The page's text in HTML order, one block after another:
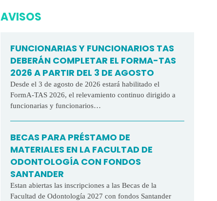
AVISOS
FUNCIONARIAS Y FUNCIONARIOS TAS
DEBERÁN COMPLETAR EL FORMA-TAS
2026 A PARTIR DEL 3 DE AGOSTO
Desde el 3 de agosto de 2026 estará habilitado el
FormA-TAS 2026, el relevamiento continuo dirigido a
funcionarias y funcionarios…
BECAS PARA PRÉSTAMO DE
MATERIALES EN LA FACULTAD DE
ODONTOLOGÍA CON FONDOS
SANTANDER
Estan abiertas las inscripciones a las Becas de la
Facultad de Odontología 2027 con fondos Santander